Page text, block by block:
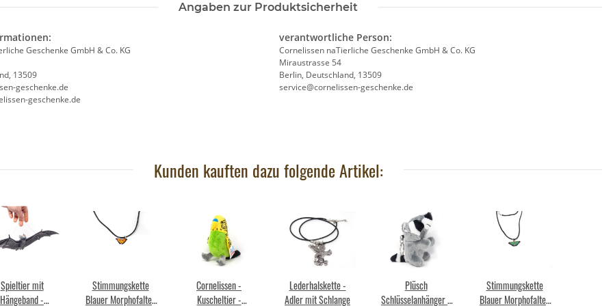
Angaben zur Produktsicherheit
Geschenke GmbH & Co. KG
13509
geschenke.de
geschenke.de
verantwortliche Person:
Cornelissen naTierliche Geschenke GmbH & Co. KG
Miraustrasse 54
Berlin, Deutschland, 13509
service@cornelissen-geschenke.de
Kunden kauften dazu folgende Artikel:
Spieltier mit
Hängeband -
Stimmungskette
Blauer Morphofalter
Cornelissen -
Kuscheltier -
Lederhalskette -
Adler mit Schlange
Plüsch
Schlüsselanhänger -
Stimmungskette
Blauer Morphofalter